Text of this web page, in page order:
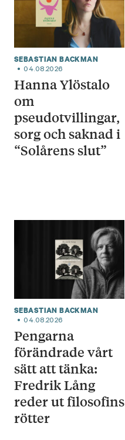
SEBASTIAN BACKMAN
04.08.2026
Hanna Ylöstalo
om
pseudotvillingar,
sorg och saknad i
“Solårens slut”
SEBASTIAN BACKMAN
04.08.2026
Pengarna
förändrade vårt
sätt att tänka:
Fredrik Lång
reder ut filosofins
rötter